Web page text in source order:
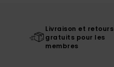
Livraison et retours
gratuits pour les
membres